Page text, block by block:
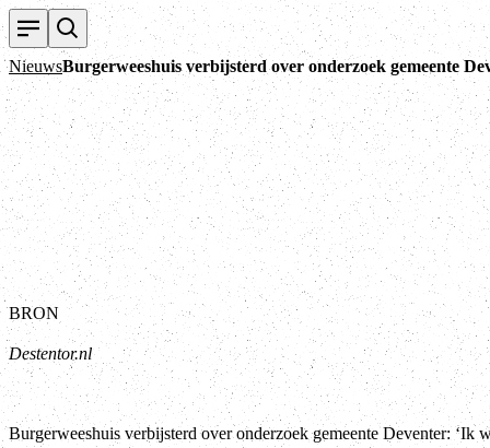
NieuwsBurgerwees­huis verbijs­terd over onderzoek gemeente
BRON
Destentor.nl
Burgerwees­huis verbijs­terd over onderzoek gemeente Deventer: ‘Ik